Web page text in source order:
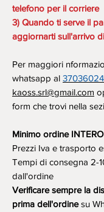
telefono per il corriere
3) Quando ti serve il
aggiornarti sull'arrivo
Per maggiori
whatsapp al
kaoss.srl@gmail.com
form che trovi nella
Minimo ordine
Prezzi Iva e trasporto
Tempi di consegna 2-
dall'ordine
Verificare sempre la
prima dell'ordinesu